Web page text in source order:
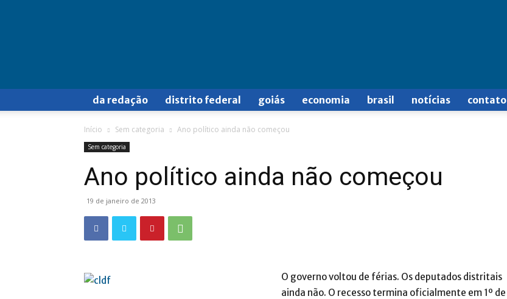
da redação distrito federal goiás economia brasil notícias contato
Início Sem categoria Ano político ainda não começou
Sem categoria
Ano político ainda não começou
19 de janeiro de 2013
O governo voltou de férias. Os deputados distritais
ainda não. O recesso termina oficialmente em 1º de